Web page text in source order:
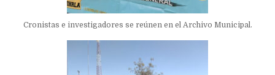
Cronistas e investigadores se reúnen en el Archivo Municipal.